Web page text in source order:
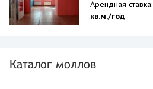
Арендная ставка:
кв.м./год
Каталог моллов